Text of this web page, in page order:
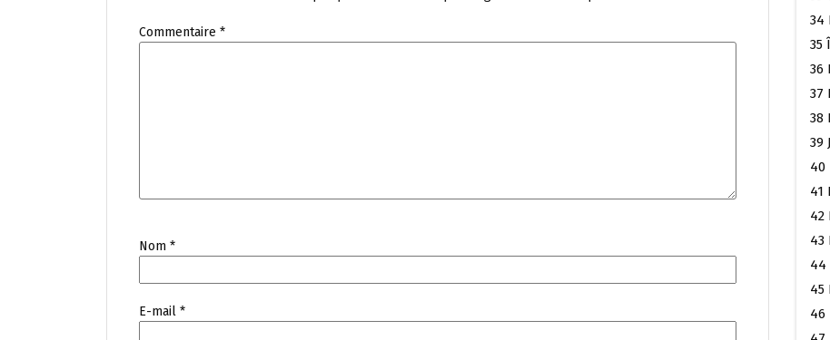
Commentaire *
Nom *
E-mail *
34
35
36
37
38
39
40
41
42
43
45
46